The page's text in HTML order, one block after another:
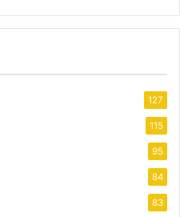
127
115
95
84
83